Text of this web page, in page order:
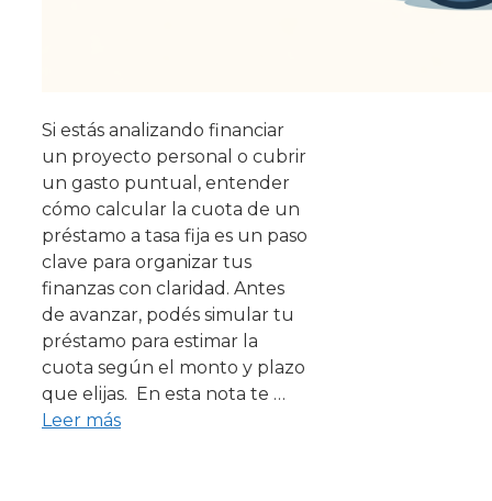
Si estás analizando financiar
un proyecto personal o cubrir
un gasto puntual, entender
cómo calcular la cuota de un
préstamo a tasa fija es un paso
clave para organizar tus
finanzas con claridad. Antes
de avanzar, podés simular tu
préstamo para estimar la
cuota según el monto y plazo
que elijas. En esta nota te …
Leer más